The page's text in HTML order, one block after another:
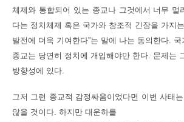
체제와 통합되어 있는 종교나 그것에서 너무 멀
다는 정치체제 혹은 국가와 창조적 긴장을 가지
발전에 더욱 기여한다”는 말에 나는 동의한다.
종교는 당연히 정치에 개입해야만 한다. 문제는
방향성에 있다.
그저 그런 종교적 감정싸움이었다면 이번 사태
않을 것이다. 하지만 대운하를